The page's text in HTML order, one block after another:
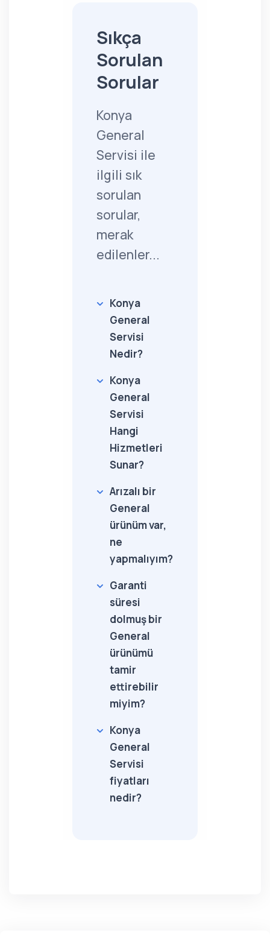
Sıkça
Sorulan
Sorular
Konya
General
Servisi ile
ilgili sık
sorulan
sorular,
merak
edilenler...
Konya
General
Servisi
Nedir?
Konya
General
Servisi
Hangi
Hizmetleri
Sunar?
Arızalı bir
General
ürünüm var,
ne
yapmalıyım?
Garanti
süresi
dolmuş bir
General
ürünümü
tamir
ettirebilir
miyim?
Konya
General
Servisi
fiyatları
nedir?